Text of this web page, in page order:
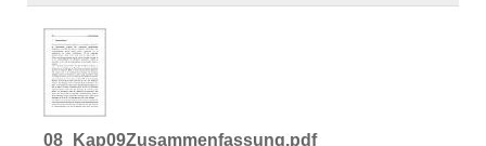
08_Kap09Zusammenfassung.pdf